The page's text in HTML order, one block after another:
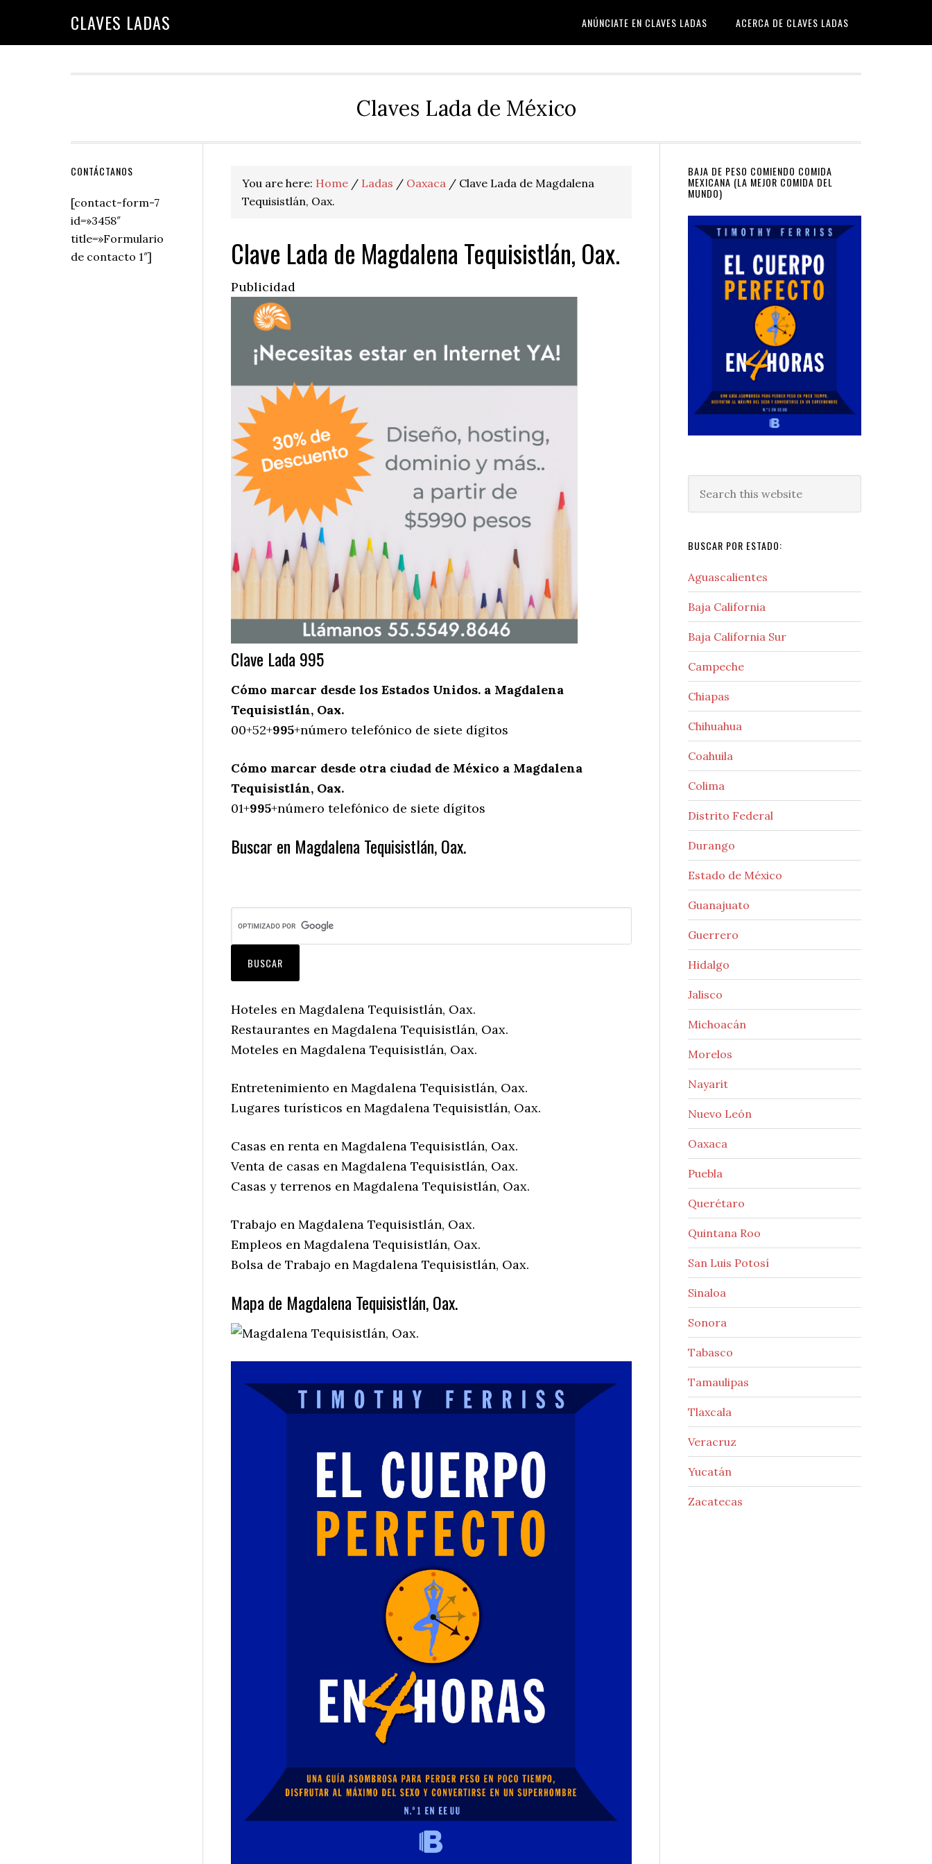
CLAVES LADAS ANÚNCIATE EN CLAVES LADAS ACERCA DE CLAVES LADAS
Claves Lada de México
You are here: Home / Ladas / Oaxaca / Clave Lada de Magdalena
Tequisistlán, Oax.
Clave Lada de Magdalena Tequisistlán, Oax.
Publicidad
Clave Lada 995
Cómo marcar desde los Estados Unidos. a Magdalena
Tequisistlán, Oax.
00+52+995+número telefónico de siete dígitos
Cómo marcar desde otra ciudad de México a Magdalena
Tequisistlán, Oax.
01+995+número telefónico de siete dígitos
Buscar en Magdalena Tequisistlán, Oax.
Hoteles en Magdalena Tequisistlán, Oax.
Restaurantes en Magdalena Tequisistlán, Oax.
Moteles en Magdalena Tequisistlán, Oax.
Entretenimiento en Magdalena Tequisistlán, Oax.
Lugares turísticos en Magdalena Tequisistlán, Oax.
Casas en renta en Magdalena Tequisistlán, Oax.
Venta de casas en Magdalena Tequisistlán, Oax.
Casas y terrenos en Magdalena Tequisistlán, Oax.
Trabajo en Magdalena Tequisistlán, Oax.
Empleos en Magdalena Tequisistlán, Oax.
Bolsa de Trabajo en Magdalena Tequisistlán, Oax.
Mapa de Magdalena Tequisistlán, Oax.
Primary
Sidebar
BAJA DE PESO COMIENDO COMIDA
MEXICANA (LA MEJOR COMIDA DEL
MUNDO)
this
BUSCAR POR ESTADO:
Aguascalientes
Baja California
Baja California Sur
Campeche
Chiapas
Chihuahua
Coahuila
Colima
Distrito Federal
Durango
Estado de México
Guanajuato
Guerrero
Hidalgo
Jalisco
Michoacán
Morelos
Nayarit
Nuevo León
Oaxaca
Puebla
Querétaro
Quintana Roo
San Luis Potosí
Sinaloa
Sonora
Tabasco
Tamaulipas
Tlaxcala
Veracruz
Yucatán
Zacatecas
Secondary
Sidebar
CONTÁCTANOS
[contact-form-7
id=»3458″
title=»Formulario
de contacto 1″]